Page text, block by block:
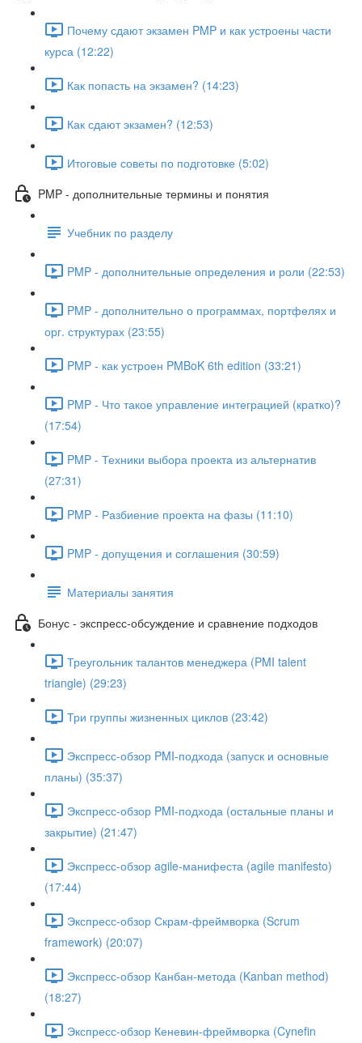
Почему сдают экзамен PMP и как устроены части
курса (12:22)
Как попасть на экзамен? (14:23)
Как сдают экзамен? (12:53)
Итоговые советы по подготовке (5:02)
PMP - дополнительные термины и понятия
Учебник по разделу
PMP - дополнительные определения и роли (22:53)
PMP - дополнительно о программах, портфелях и
орг. структурах (23:55)
PMP - как устроен PMBoK 6th edition (33:21)
PMP - Что такое управление интеграцией (кратко)?
(17:54)
PMP - Техники выбора проекта из альтернатив
(27:31)
PMP - Разбиение проекта на фазы (11:10)
PMP - допущения и соглашения (30:59)
Материалы занятия
Бонус - экспресс-обсуждение и сравнение подходов
Треугольник талантов менеджера (PMI talent
triangle) (29:23)
Три группы жизненных циклов (23:42)
Экспресс-обзор PMI-подхода (запуск и основные
планы) (35:37)
Экспресс-обзор PMI-подхода (остальные планы и
закрытие) (21:47)
Экспресс-обзор agile-манифеста (agile manifesto)
(17:44)
Экспресс-обзор Скрам-фреймворка (Scrum
framework) (20:07)
Экспресс-обзор Канбан-метода (Kanban method)
(18:27)
Экспресс-обзор Кеневин-фреймворка (Cynefin